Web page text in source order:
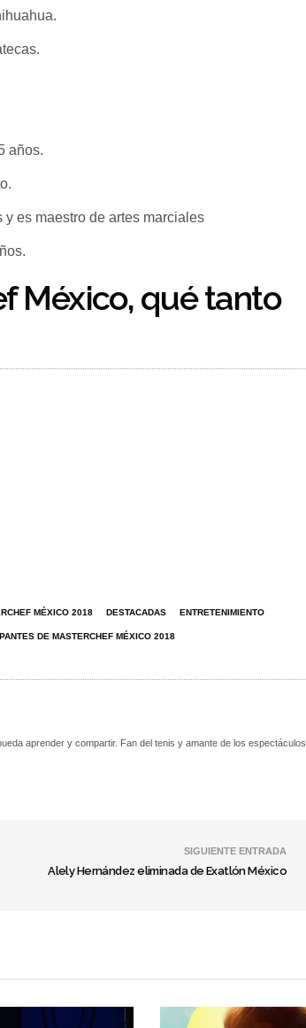
años.
es maestro de artes marciales
México, qué tanto
MÉXICO 2018 DESTACADAS ENTRETENIMIENTO
DE MASTERCHEF MÉXICO 2018
aprender y compartir. Fan del tenis y amante de los espectáculos.
SIGUIENTE ENTRADA
Alely Hernández eliminada de Exatlón México